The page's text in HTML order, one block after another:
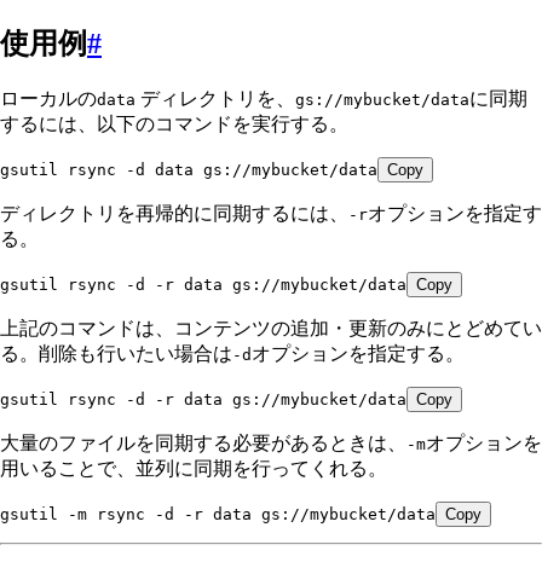
使用例#
ローカルのdata ディレクトリを、 gs://mybucket/dataに同期
するには、以下のコマンドを実行する。
gsutil rsync -d data gs://mybucket/data Copy
ディレクトリを再帰的に同期するには、 -rオプションを指定す
る。
gsutil rsync -d -r data gs://mybucket/data Copy
上記のコマンドは、コンテンツの追加・更新のみにとどめてい
る。削除も行いたい場合は -d オプションを指定する。
gsutil rsync -d -r data gs://mybucket/data Copy
大量のファイルを同期する必要があるときは、 -mオプションを
用いることで、並列に同期を行ってくれる。
gsutil -m rsync -d -r data gs://mybucket/data Copy